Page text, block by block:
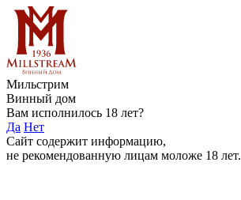
Мильстрим
Винный дом
Вам исполнилось 18 лет?
Да Нет
Сайт содержит информацию,
не рекомендованную лицам моложе 18 лет.